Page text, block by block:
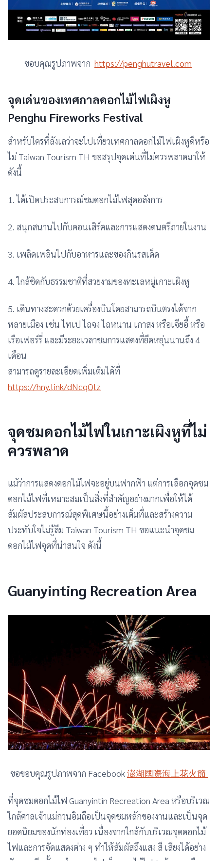
ขอบคุณรูปภาพจาก https://penghutravel.com
จุดเด่นของเทศกาลดอกไม้ไฟเผิงหู
Penghu Fireworks Festival
สำหรับใครที่ลังเลว่าจะไปเที่ยวเทศกาลดอกไม้ไฟเผิงหูดีหรือ
ไม่ Taiwan Tourism TH ขอสรุปจุดเด่นที่ไม่ควรพลาดมาให้
ดังนี้
1. ได้เปิดประสบการณ์ชมดอกไม้ไฟสุดอลังการ
2. สนุกสนานไปกับคอนเสิร์ตและการแสดงดนตรีภายในงาน
3. เพลิดเพลินไปกับอาหารและของกินรสเด็ด
4. ใกล้ชิดกับธรรมชาติที่สวยงามของทะเลหมู่เกาะเผิงหู
5. เดินทางสะดวกด้วยเครื่องบินโดยสามารถบินตรงได้จาก
หลายเมือง เช่น ไทเป ไถจง ไถหนาน เกาสง หรือเจียอี้ หรือ
เรือเฟอร์รี่ และมีระยะเวลาชมการแสดงที่ยืดหยุ่นนานถึง 4
เดือน
สามารถดูรายละเอียดเพิ่มเติมได้ที่
https://hny.link/dNcqQlz
จุดชมดอกไม้ไฟในเกาะเผิงหูที่ไม่
ควรพลาด
แม้ว่าการแสดงดอกไม้ไฟจะอยู่บนฟากฟ้า แต่การเลือกจุดชม
ดอกไม้ไฟที่เหมาะสมเป็นสิ่งที่สำคัญอย่างมากเพื่อให้ได้
สัมผัสประสบการณ์สุดพิเศษนี้อย่างเต็มที่และสร้างความ
ประทับใจไม่รู้ลืม Taiwan Tourism TH ขอแนะนำจุดชม
ดอกไม้ไฟจุดที่น่าสนใจ ดังนี้
Guanyinting Recreation Area
ขอขอบคุณรูปภาพจาก Facebook澎湖國際海上花火節
ที่จุดชมดอกไม้ไฟ Guanyintin Recreation Area หรือบริเวณ
ใกล้ศาลเจ้าแม่กวนอิมถือเป็นจุดชมหลักของงานและเป็นจุด
ยอดนิยมของนักท่องเที่ยว เนื่องจากใกล้กับบริเวณจุดดอกไม้
ไฟและการจัดแสดงต่าง ๆ ทำให้สัมผัสถึงแสง สี เสียงได้อย่าง